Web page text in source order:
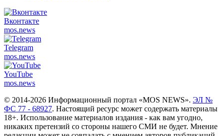
Вконтакте
mos.news
Telegram
mos.news
YouTube
mos.news
© 2014-2026 Информационный портал «MOS NEWS». ЭЛ №
ФС 77 - 68927. Настоящий ресурс может содержать материалы
18+. Использование материалов издания - как вам угодно,
никаких претензий со стороны нашего СМИ не будет. Мнение